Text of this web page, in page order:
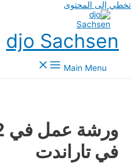
إلى المحتوى
djo Sachsen
Main Menu
في تاراندت